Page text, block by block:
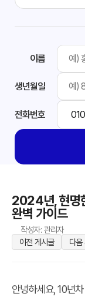
이름
생년월일
전화번호
2024년, 현명
완벽 가이드
작성자: 관리자
이전 게시글
다음
안녕하세요, 10년